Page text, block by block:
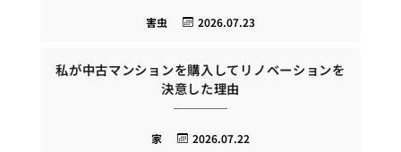
2026.07.23
害虫
私が中古マンションを購入してリノベーションを
決意した理由
2026.07.22
家